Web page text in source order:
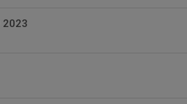
2023